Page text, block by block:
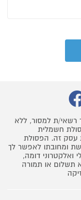
רשאי/ת למסור, ללא
חשמלית
עסק זה. הפסולת
ומחובתו לאפשר לך
דומה,
תשלום או תמורה